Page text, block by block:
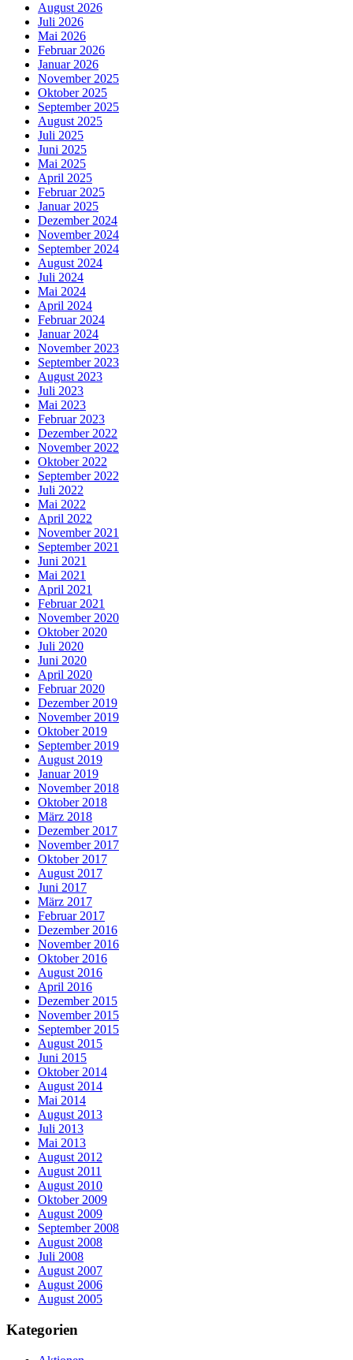
August 2026
Juli 2026
Mai 2026
Februar 2026
Januar 2026
November 2025
Oktober 2025
September 2025
August 2025
Juli 2025
Juni 2025
Mai 2025
April 2025
Februar 2025
Januar 2025
Dezember 2024
November 2024
September 2024
August 2024
Juli 2024
Mai 2024
April 2024
Februar 2024
Januar 2024
November 2023
September 2023
August 2023
Juli 2023
Mai 2023
Februar 2023
Dezember 2022
November 2022
Oktober 2022
September 2022
Juli 2022
Mai 2022
April 2022
November 2021
September 2021
Juni 2021
Mai 2021
April 2021
Februar 2021
November 2020
Oktober 2020
Juli 2020
Juni 2020
April 2020
Februar 2020
Dezember 2019
November 2019
Oktober 2019
September 2019
August 2019
Januar 2019
November 2018
Oktober 2018
März 2018
Dezember 2017
November 2017
Oktober 2017
August 2017
Juni 2017
März 2017
Februar 2017
Dezember 2016
November 2016
Oktober 2016
August 2016
April 2016
Dezember 2015
November 2015
September 2015
August 2015
Juni 2015
Oktober 2014
August 2014
Mai 2014
August 2013
Juli 2013
Mai 2013
August 2012
August 2011
August 2010
Oktober 2009
August 2009
September 2008
August 2008
Juli 2008
August 2007
August 2006
August 2005
Kategorien